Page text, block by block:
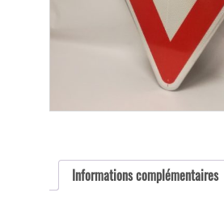
Informations complémentaires